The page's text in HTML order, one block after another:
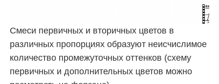
Смеси первичных и вторичных цветов в
различных пропорциях образуют неисчислимое
количество промежуточных оттенков (схему
первичных и дополнительных цветов можно